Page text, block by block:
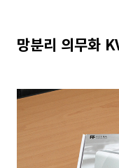
망분리 의무화